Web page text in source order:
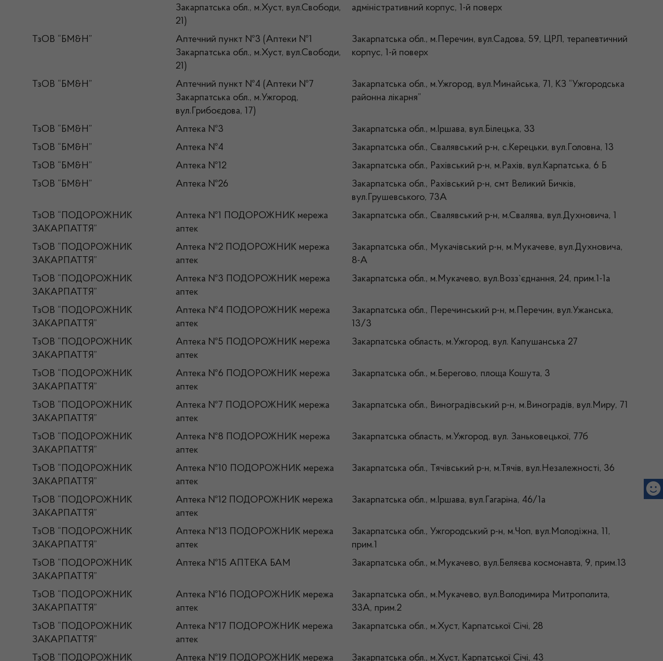
Закарпатська обл., м.Хуст, вул.Свободи,
21)
адміністративний корпус, 1-й поверх
ТзОВ “БМ&Н”
Аптечний пункт №3 (Аптеки №1
Закарпатська обл., м.Хуст, вул.Свободи,
21)
Закарпатська обл., м.Перечин, вул.Садова, 59, ЦРЛ, терапевтичний
корпус, 1-й поверх
ТзОВ “БМ&Н”
Аптечний пункт №4 (Аптеки №7
Закарпатська обл., м.Ужгород,
вул.Грибоєдова, 17)
Закарпатська обл., м.Ужгород, вул.Минайська, 71, КЗ “Ужгородська
районна лікарня”
ТзОВ “БМ&Н” Аптека №3
Закарпатська обл., м.Іршава, вул.Білецька, 33
ТзОВ “БМ&Н”
Аптека №4
Закарпатська обл., Свалявський р-н, с.Керецьки, вул.Головна, 13
ТзОВ “БМ&Н”
Аптека №12
Закарпатська обл., Рахівський р-н, м.Рахів, вул.Карпатська, 6 Б
ТзОВ “БМ&Н”
Аптека №26
Закарпатська обл., Рахівський р-н, смт Великий Бичків,
вул.Грушевського, 73А
ТзОВ “ПОДОРОЖНИК
ЗАКАРПАТТЯ”
Аптека №1 ПОДОРОЖНИК мережа
аптек
Закарпатська обл., Свалявський р-н, м.Свалява, вул.Духновича, 1
ТзОВ “ПОДОРОЖНИК
ЗАКАРПАТТЯ”
Аптека №2 ПОДОРОЖНИК мережа
аптек
Закарпатська обл., Мукачівський р-н, м.Мукачеве, вул.Духновича,
8-А
ТзОВ “ПОДОРОЖНИК
ЗАКАРПАТТЯ”
Аптека №3 ПОДОРОЖНИК мережа
аптек
Закарпатська обл., м.Мукачево, вул.Возз`єднання, 24, прим.1-1а
ТзОВ “ПОДОРОЖНИК
ЗАКАРПАТТЯ”
Аптека №4 ПОДОРОЖНИК мережа
аптек
Закарпатська обл., Перечинський р-н, м.Перечин, вул.Ужанська,
13/3
ТзОВ “ПОДОРОЖНИК
ЗАКАРПАТТЯ”
Аптека №5 ПОДОРОЖНИК мережа
аптек
Закарпатська область, м.Ужгород, вул. Капушанська 27
ТзОВ “ПОДОРОЖНИК
ЗАКАРПАТТЯ”
Аптека №6 ПОДОРОЖНИК мережа
аптек
Закарпатська обл., м.Берегово, площа Кошута, 3
ТзОВ “ПОДОРОЖНИК
ЗАКАРПАТТЯ”
Аптека №7 ПОДОРОЖНИК мережа
аптек
Закарпатська обл., Виноградівський р-н, м.Виноградів, вул.Миру, 71
ТзОВ “ПОДОРОЖНИК
ЗАКАРПАТТЯ”
Аптека №8 ПОДОРОЖНИК мережа
аптек
Закарпатська область, м.Ужгород, вул. Заньковецької, 77б
ТзОВ “ПОДОРОЖНИК
ЗАКАРПАТТЯ”
Аптека №10 ПОДОРОЖНИК мережа
аптек
Закарпатська обл., Тячівський р-н, м.Тячів, вул.Незалежності, 36
ТзОВ “ПОДОРОЖНИК
ЗАКАРПАТТЯ”
Аптека №12 ПОДОРОЖНИК мережа
аптек
Закарпатська обл., м.Іршава, вул.Гагаріна, 46/1а
ТзОВ “ПОДОРОЖНИК
ЗАКАРПАТТЯ”
Аптека №13 ПОДОРОЖНИК мережа
аптек
Закарпатська обл., Ужгородський р-н, м.Чоп, вул.Молодіжна, 11,
прим.1
ТзОВ “ПОДОРОЖНИК
ЗАКАРПАТТЯ”
Аптека №15 АПТЕКА БАМ Закарпатська обл., м.Мукачево, вул.Беляєва космонавта, 9, прим.13
ТзОВ “ПОДОРОЖНИК
ЗАКАРПАТТЯ”
Аптека №16 ПОДОРОЖНИК мережа
аптек
Закарпатська обл., м.Мукачево, вул.Володимира Митрополита,
33А, прим.2
ТзОВ “ПОДОРОЖНИК
ЗАКАРПАТТЯ”
Аптека №17 ПОДОРОЖНИК мережа
аптек
Закарпатська обл., м.Хуст, Карпатської Січі, 28
ТзОВ “ПОДОРОЖНИК
Аптека №19 ПОДОРОЖНИК мережа
Закарпатська обл., м.Хуст, Карпатської Січі, 43